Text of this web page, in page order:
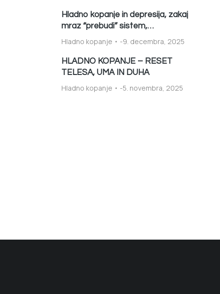
Hladno kopanje in depresija, zakaj
mraz “prebudi” sistem,…
Hladno kopanje 9. decembra, 2025
HLADNO KOPANJE – RESET
TELESA, UMA IN DUHA
Hladno kopanje 5. novembra, 2025